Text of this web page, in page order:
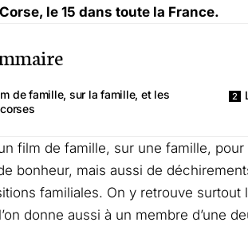
le 15 dans toute la France.
de famille, sur la famille, et les
film de famille, sur une famille,
bonheur, mais aussi de
familiales. On y retrouve surtout
donne aussi à un membre d’une